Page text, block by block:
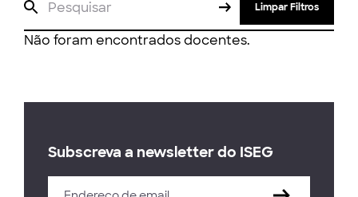
Limpar Filtros
Não foram encontrados docentes.
Subscreva a newsletter do ISEG